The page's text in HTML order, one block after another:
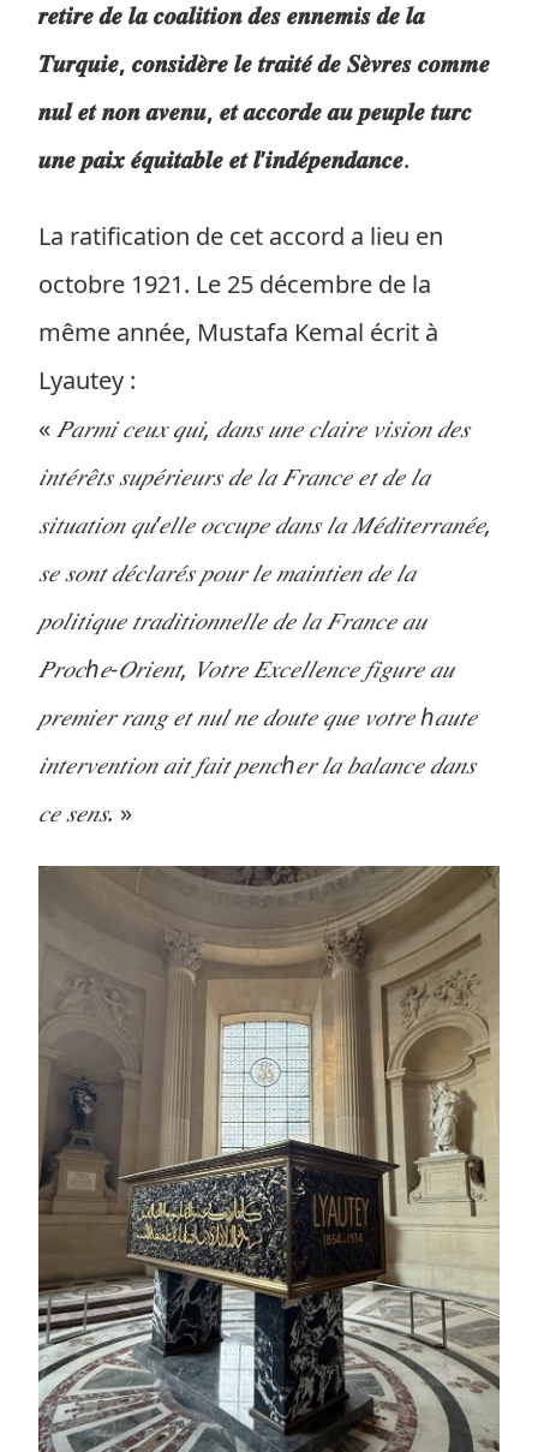
𝒓𝒆𝒕𝒊𝒓𝒆 𝒅𝒆 𝒍𝒂 𝒄𝒐𝒂𝒍𝒊𝒕𝒊𝒐𝒏 𝒅𝒆𝒔 𝒆𝒏𝒏𝒆𝒎𝒊𝒔 𝒅𝒆 𝒍𝒂
𝑻𝒖𝒓𝒒𝒖𝒊𝒆, 𝒄𝒐𝒏𝒔𝒊𝒅𝒆̀𝒓𝒆 𝒍𝒆 𝒕𝒓𝒂𝒊𝒕𝒆́ 𝒅𝒆 𝑺𝒆̀𝒗𝒓𝒆𝒔 𝒄𝒐𝒎𝒎𝒆
𝒏𝒖𝒍 𝒆𝒕 𝒏𝒐𝒏 𝒂𝒗𝒆𝒏𝒖, 𝒆𝒕 𝒂𝒄𝒄𝒐𝒓𝒅𝒆 𝒂𝒖 𝒑𝒆𝒖𝒑𝒍𝒆 𝒕𝒖𝒓𝒄
𝒖𝒏𝒆 𝒑𝒂𝒊𝒙 𝒆́𝒒𝒖𝒊𝒕𝒂𝒃𝒍𝒆 𝒆𝒕 𝒍’𝒊𝒏𝒅𝒆́𝒑𝒆𝒏𝒅𝒂𝒏𝒄𝒆.
La ratification de cet accord a lieu en
octobre 1921. Le 25 décembre de la
même année, Mustafa Kemal écrit à
Lyautey :
«𝑃𝑎𝑟𝑚𝑖 𝑐𝑒𝑢𝑥 𝑞𝑢𝑖, 𝑑𝑎𝑛𝑠 𝑢𝑛𝑒 𝑐𝑙𝑎𝑖𝑟𝑒 𝑣𝑖𝑠𝑖𝑜𝑛 𝑑𝑒𝑠
𝑖𝑛𝑡𝑒́𝑟𝑒̂𝑡𝑠 𝑠𝑢𝑝𝑒́𝑟𝑖𝑒𝑢𝑟𝑠 𝑑𝑒 𝑙𝑎 𝐹𝑟𝑎𝑛𝑐𝑒 𝑒𝑡 𝑑𝑒 𝑙𝑎
𝑠𝑖𝑡𝑢𝑎𝑡𝑖𝑜𝑛 𝑞𝑢’𝑒𝑙𝑙𝑒 𝑜𝑐𝑐𝑢𝑝𝑒 𝑑𝑎𝑛𝑠 𝑙𝑎 𝑀𝑒́𝑑𝑖𝑡𝑒𝑟𝑟𝑎𝑛𝑒́𝑒,
𝑠𝑒 𝑠𝑜𝑛𝑡 𝑑𝑒́𝑐𝑙𝑎𝑟𝑒́𝑠 𝑝𝑜𝑢𝑟 𝑙𝑒 𝑚𝑎𝑖𝑛𝑡𝑖𝑒𝑛 𝑑𝑒 𝑙𝑎
𝑝𝑜𝑙𝑖𝑡𝑖𝑞𝑢𝑒 𝑡𝑟𝑎𝑑𝑖𝑡𝑖𝑜𝑛𝑛𝑒𝑙𝑙𝑒 𝑑𝑒 𝑙𝑎 𝐹𝑟𝑎𝑛𝑐𝑒 𝑎𝑢
𝑃𝑟𝑜𝑐ℎ𝑒-𝑂𝑟𝑖𝑒𝑛𝑡, 𝑉𝑜𝑡𝑟𝑒 𝐸𝑥𝑐𝑒𝑙𝑙𝑒𝑛𝑐𝑒 𝑓𝑖𝑔𝑢𝑟𝑒 𝑎𝑢
𝑝𝑟𝑒𝑚𝑖𝑒𝑟 𝑟𝑎𝑛𝑔 𝑒𝑡 𝑛𝑢𝑙 𝑛𝑒 𝑑𝑜𝑢𝑡𝑒 𝑞𝑢𝑒 𝑣𝑜𝑡𝑟𝑒 ℎ𝑎𝑢𝑡𝑒
𝑖𝑛𝑡𝑒𝑟𝑣𝑒𝑛𝑡𝑖𝑜𝑛 𝑎𝑖𝑡 𝑓𝑎𝑖𝑡 𝑝𝑒𝑛𝑐ℎ𝑒𝑟 𝑙𝑎 𝑏𝑎𝑙𝑎𝑛𝑐𝑒 𝑑𝑎𝑛𝑠
𝑐𝑒 𝑠𝑒𝑛𝑠. »